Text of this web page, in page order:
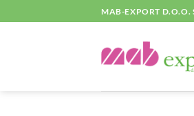
to
MAB-EXPORT D.O.O.